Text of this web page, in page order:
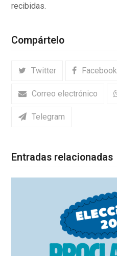
recibidas.
Compártelo
Twitter Facebook
Correo electrónico
Telegram
Entradas relacionadas